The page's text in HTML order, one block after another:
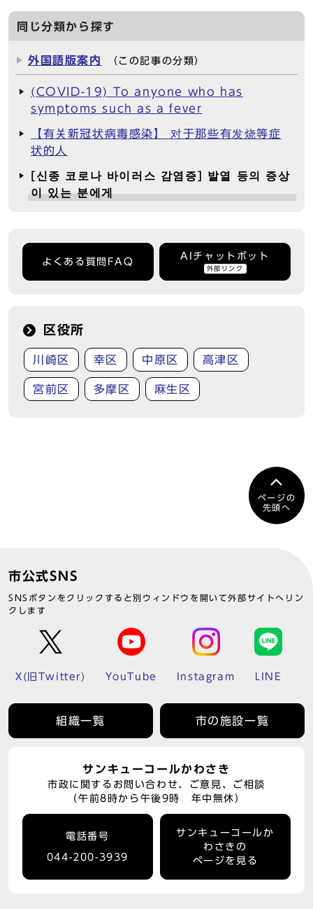
同じ分類から探す
外国語版案内 （この記事の分類）
(COVID-19) To anyone who has
symptoms such as a fever
【有关新冠状病毒感染】 对于那些有发烧等症
状的人
[신종 코로나 바이러스 감염증] 발열 등의 증상
이 있는 분에게
よくある質問FAQ
AIチャットボット
外部リンク
区役所
川崎区 幸区 中原区 高津区
宮前区 多摩区 麻生区
ページの
先頭へ
市公式SNS
SNSボタンをクリックすると別ウィンドウを開いて外部サイトへリン
クします
X(旧Twitter) YouTube Instagram LINE
組織一覧 市の施設一覧
サンキューコールかわさき
市政に関するお問い合わせ、ご意見、ご相談
（午前8時から午後9時 年中無休）
電話番号
044-200-3939
サンキューコールか
わさきの
ページを見る